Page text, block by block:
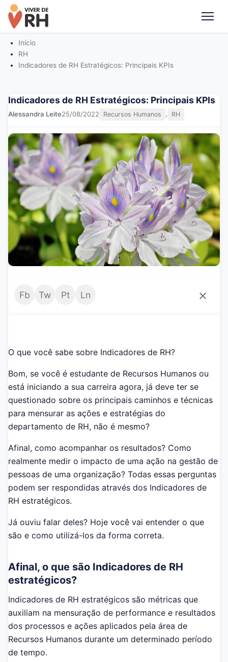
Início
RH
Indicadores de RH Estratégicos: Principais KPIs
Indicadores de RH Estratégicos: Principais KPIs
Alessandra Leite25/08/2022 Recursos Humanos , RH
Fb Tw Pt Ln ×
O que você sabe sobre Indicadores de RH?
Bom, se você é estudante de Recursos Humanos ou
está iniciando a sua carreira agora, já deve ter se
questionado sobre os principais caminhos e técnicas
para mensurar as ações e estratégias do
departamento de RH, não é mesmo?
Afinal, como acompanhar os resultados? Como
realmente medir o impacto de uma ação na gestão de
pessoas de uma organização? Todas essas perguntas
podem ser respondidas através dos Indicadores de
RH estratégicos.
Já ouviu falar deles? Hoje você vai entender o que
são e como utilizá-los da forma correta.
Afinal, o que são Indicadores de RH
estratégicos?
Indicadores de RH estratégicos são métricas que
auxiliam na mensuração de performance e resultados
dos processos e ações aplicados pela área de
Recursos Humanos durante um determinado período
de tempo.